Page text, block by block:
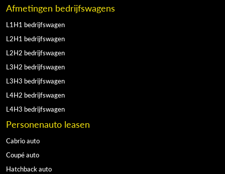
Afmetingen bedrijfswagens
L1H1 bedrijfswagen
L2H1 bedrijfswagen
L2H2 bedrijfswagen
L3H2 bedrijfswagen
L3H3 bedrijfswagen
L4H2 bedrijfswagen
L4H3 bedrijfswagen
Personenauto leasen
Cabrio auto
Coupé auto
Hatchback auto